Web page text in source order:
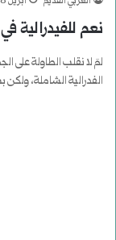
نعم للفيدرالية
لمَ لا نقلب الطاولة على
الفدرالية الشاملة،